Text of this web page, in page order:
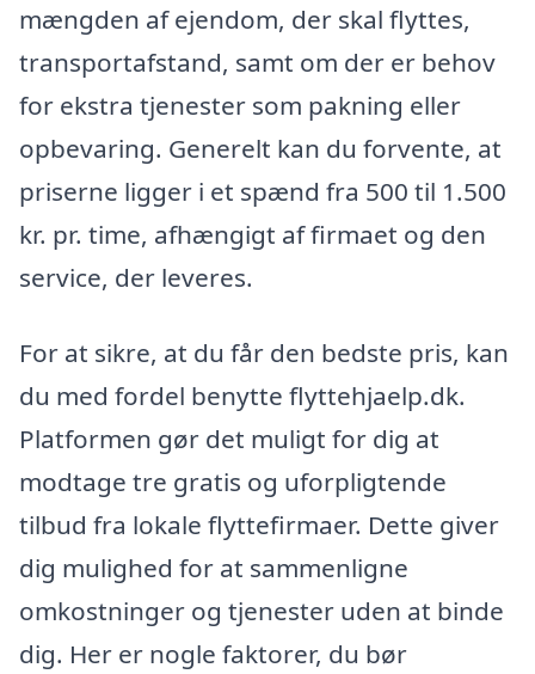
mængden af ejendom, der skal flyttes,
transportafstand, samt om der er behov
for ekstra tjenester som pakning eller
opbevaring. Generelt kan du forvente, at
priserne ligger i et spænd fra 500 til 1.500
kr. pr. time, afhængigt af firmaet og den
service, der leveres.
For at sikre, at du får den bedste pris, kan
du med fordel benytte flyttehjaelp.dk.
Platformen gør det muligt for dig at
modtage tre gratis og uforpligtende
tilbud fra lokale flyttefirmaer. Dette giver
dig mulighed for at sammenligne
omkostninger og tjenester uden at binde
dig. Her er nogle faktorer, du bør